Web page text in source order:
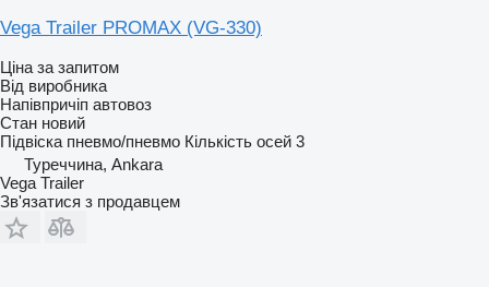
Vega Trailer PROMAX (VG-330)
Ціна за запитом
Від виробника
Напівпричіп автовоз
Стан новий
Підвіска пневмо/пневмо Кількість осей 3
Туреччина, Ankara
Vega Trailer
Зв'язатися з продавцем